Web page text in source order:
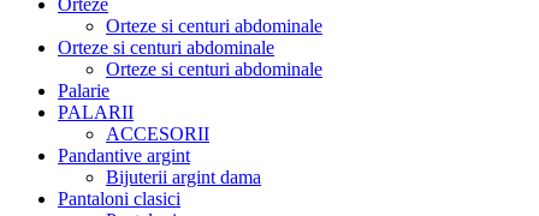
Orteze
Orteze si centuri abdominale
Orteze si centuri abdominale
Orteze si centuri abdominale
Palarie
PALARII
ACCESORII
Pandantive argint
Bijuterii argint dama
Pantaloni clasici